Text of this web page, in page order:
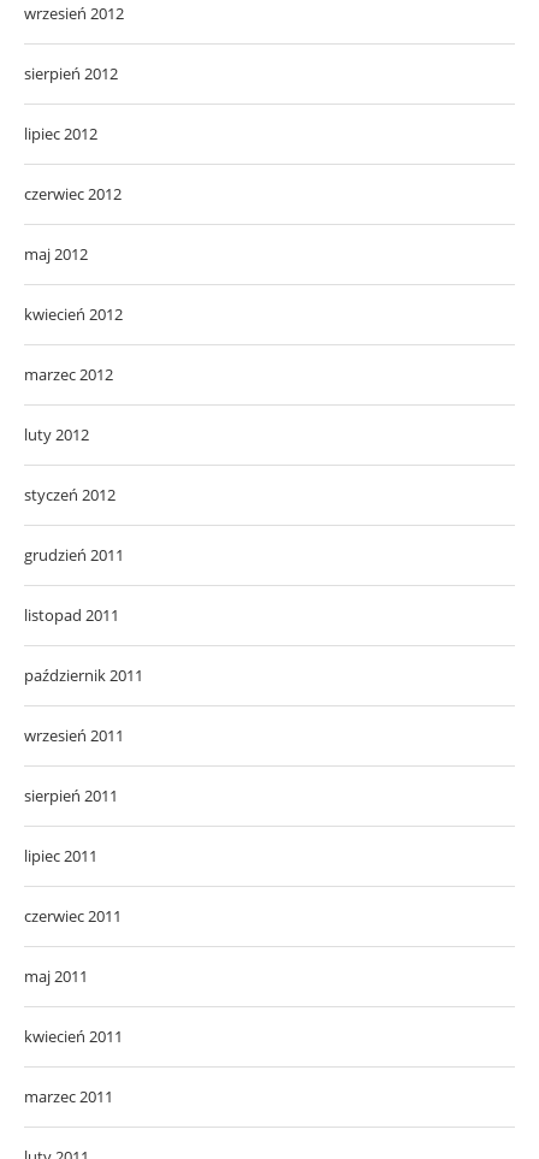
wrzesień 2012
sierpień 2012
lipiec 2012
czerwiec 2012
maj 2012
kwiecień 2012
marzec 2012
luty 2012
styczeń 2012
grudzień 2011
listopad 2011
październik 2011
wrzesień 2011
sierpień 2011
lipiec 2011
czerwiec 2011
maj 2011
kwiecień 2011
marzec 2011